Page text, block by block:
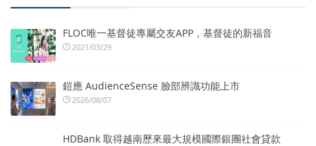
FLOC唯一基督徒專屬交友APP，基督徒的新福音
2021/03/29
鎧應 AudienceSense 臉部辨識功能上市
2026/08/07
HDBank 取得越南歷來最大規模國際銀團社會貸款